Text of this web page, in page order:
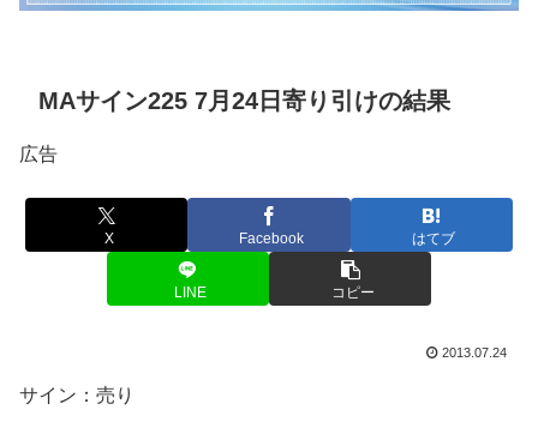
MAサイン225 7月24日寄り引けの結果
広告
X Facebook はてブ
LINE コピー
2013.07.24
サイン：売り